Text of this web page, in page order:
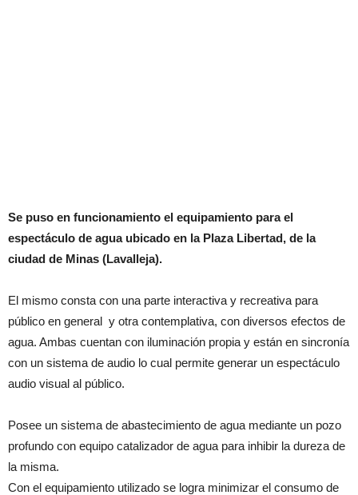
Se puso en funcionamiento el equipamiento para el
espectáculo de agua ubicado en la Plaza Libertad, de la
ciudad de Minas (Lavalleja).
El mismo consta con una parte interactiva y recreativa para
público en general y otra contemplativa, con diversos efectos de
agua. Ambas cuentan con iluminación propia y están en sincronía
con un sistema de audio lo cual permite generar un espectáculo
audio visual al público.
Posee un sistema de abastecimiento de agua mediante un pozo
profundo con equipo catalizador de agua para inhibir la dureza de
la misma.
Con el equipamiento utilizado se logra minimizar el consumo de